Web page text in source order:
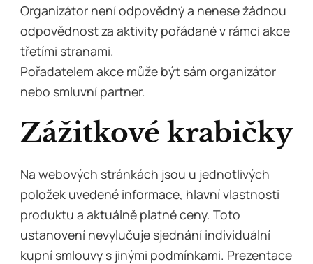
Organizátor není odpovědný a nenese žádnou
odpovědnost za aktivity pořádané v rámci akce
třetími stranami.
Pořadatelem akce může být sám organizátor
nebo smluvní partner.
Zážitkové krabičky
Na webových stránkách jsou u jednotlivých
položek uvedené informace, hlavní vlastnosti
produktu a aktuálně platné ceny. Toto
ustanovení nevylučuje sjednání individuální
kupní smlouvy s jinými podmínkami. Prezentace